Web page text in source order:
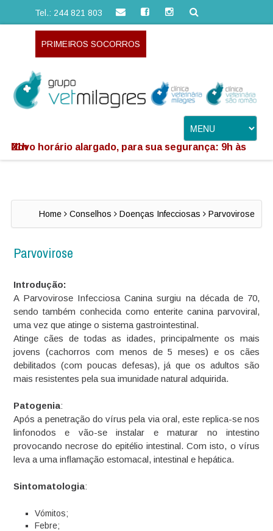
Tel.: 244 821 803
PRIMEIROS SOCORROS
Novo horário alargado, para sua segurança: 9h às 21h
Home Conselhos Doenças Infecciosas Parvovirose
Parvovirose
Introdução:
A Parvovirose Infecciosa Canina surgiu na década de 70,
sendo também conhecida como enterite canina parvoviral,
uma vez que atinge o sistema gastrointestinal.
Atinge cães de todas as idades, principalmente os mais
jovens (cachorros com menos de 5 meses) e os cães
debilitados (com poucas defesas), já que os adultos são
mais resistentes pela sua imunidade natural adquirida.
Patogenia:
Após a penetração do vírus pela via oral, este replica-se nos
linfonodos e vão-se instalar e maturar no intestino
provocando necrose do epitélio intestinal. Com isto, o vírus
leva a uma inflamação estomacal, intestinal e hepática.
Sintomatologia:
Vómitos;
Febre;